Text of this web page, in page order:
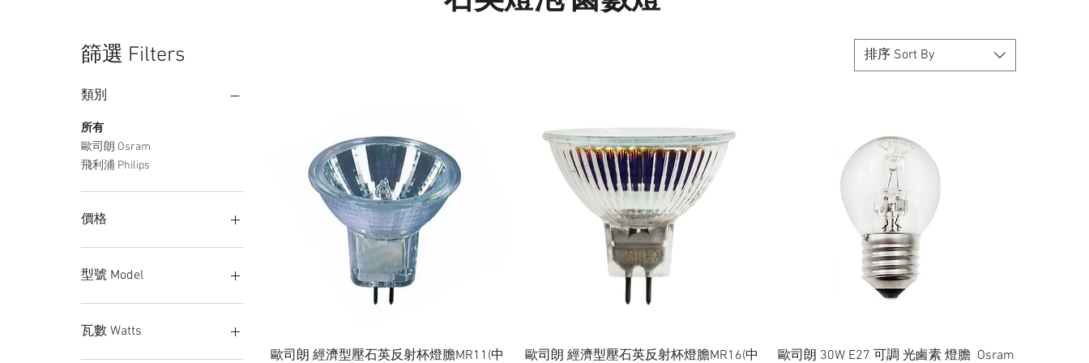
篩選 Filters
類別
所有
歐司朗 Osram
飛利浦 Philips
價格
HK$5
型號 Model
14618 Brilliant 12v 50w 10D
MR16 3000K
瓦數 Watts
排序 Sort By
快速瀏覽
歐司朗 經濟型壓石英反射杯燈膽MR11(中 快速瀏覽
歐司朗 經濟型壓石英反射杯燈膽MR16(中 快速瀏覽
歐司朗 30W E27 可調 光鹵素 燈膽 Osram